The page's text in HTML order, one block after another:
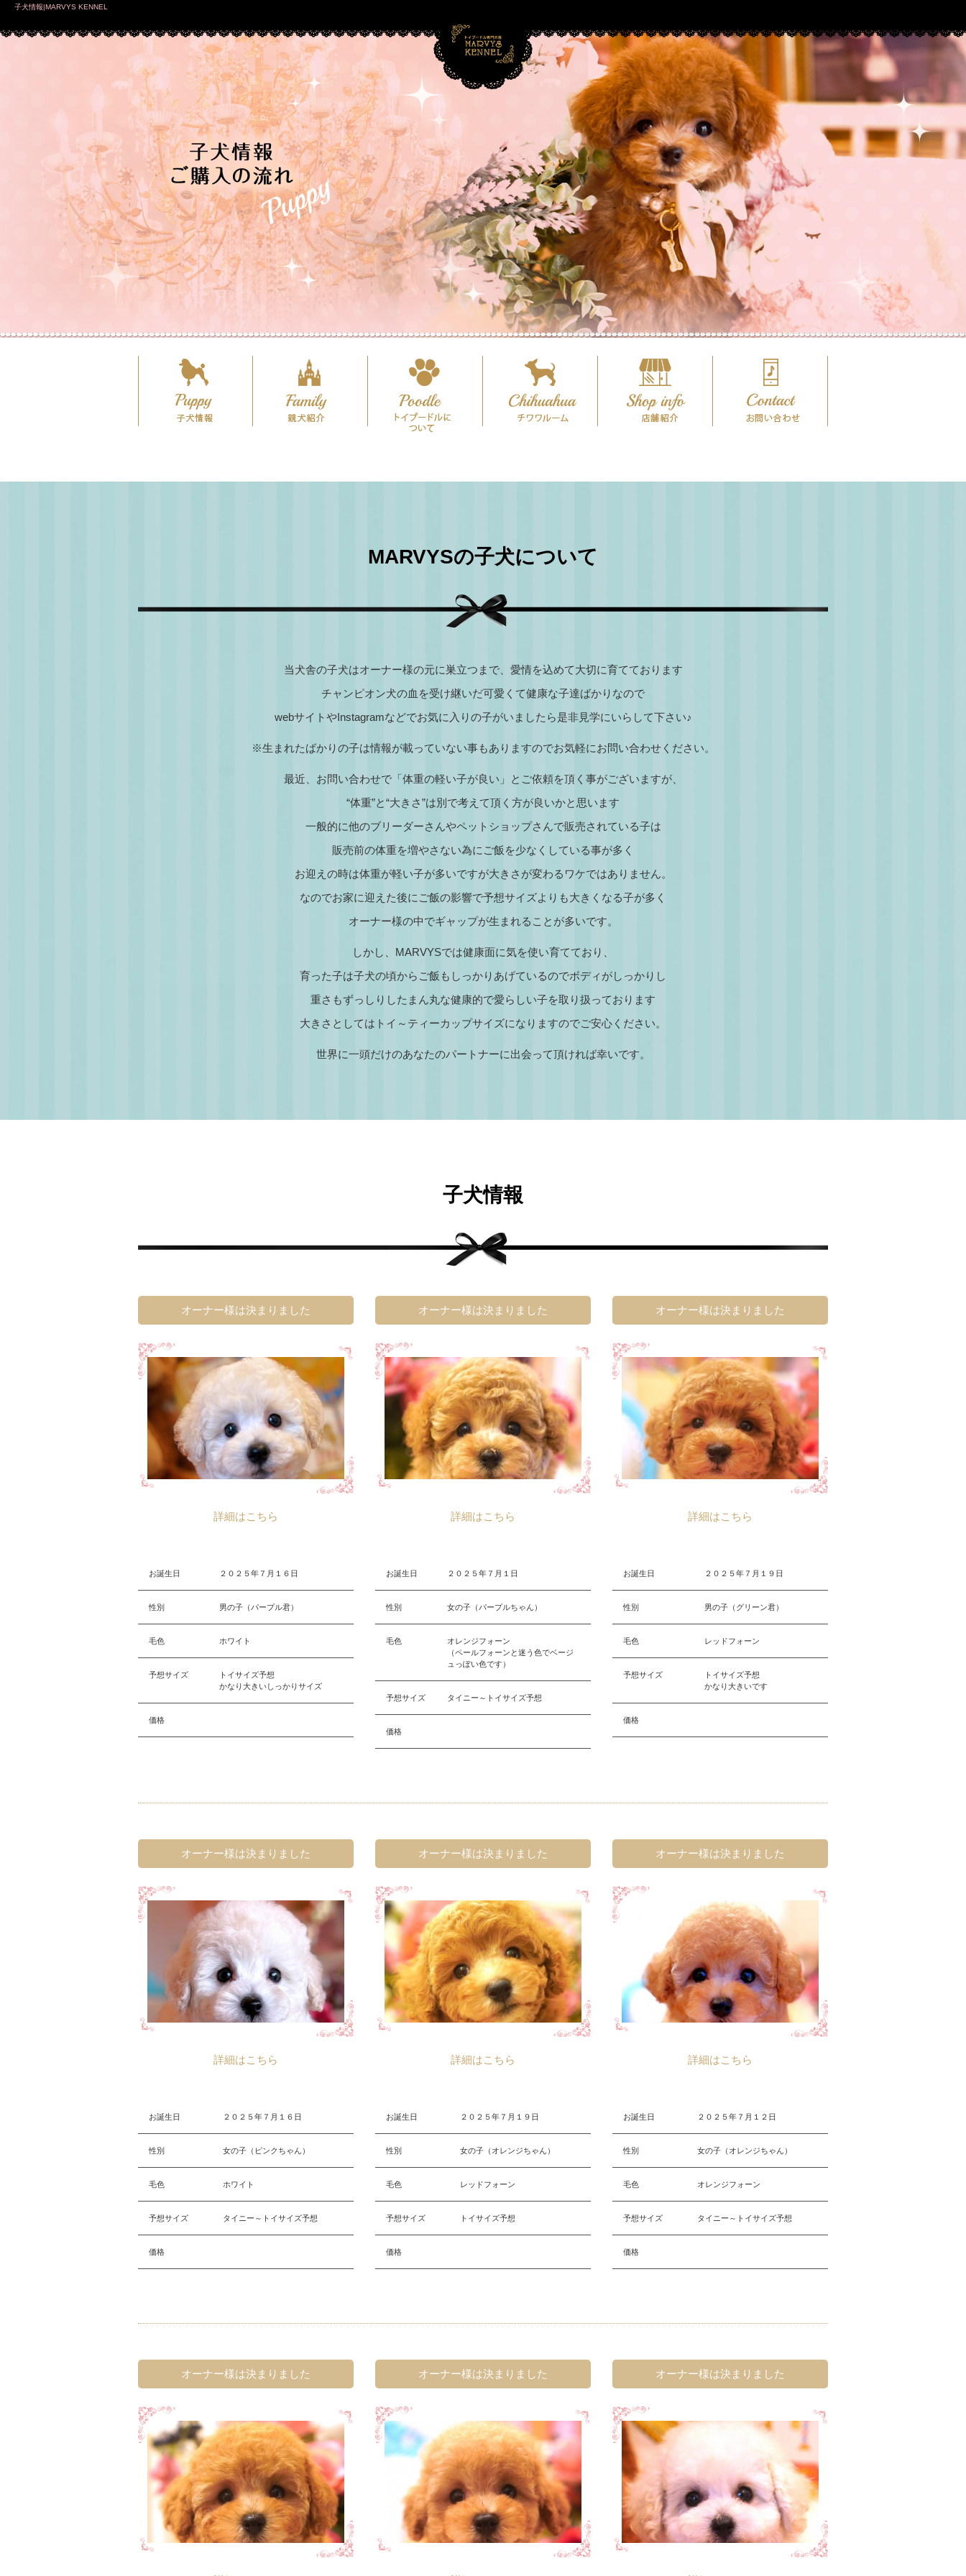
子犬情報|MARVYS KENNEL
MARVYSの子犬について
当犬舎の子犬はオーナー様の元に巣立つまで、愛情を込めて大切に育てております
チャンピオン犬の血を受け継いだ可愛くて健康な子達ばかりなので
webサイトやInstagramなどでお気に入りの子がいましたら是非見学にいらして下さい♪
※生まれたばかりの子は情報が載っていない事もありますのでお気軽にお問い合わせください。
最近、お問い合わせで「体重の軽い子が良い」とご依頼を頂く事がございますが、
“体重”と“大きさ”は別で考えて頂く方が良いかと思います
一般的に他のブリーダーさんやペットショップさんで販売されている子は
販売前の体重を増やさない為にご飯を少なくしている事が多く
お迎えの時は体重が軽い子が多いですが大きさが変わるワケではありません。
なのでお家に迎えた後にご飯の影響で予想サイズよりも大きくなる子が多く
オーナー様の中でギャップが生まれることが多いです。
しかし、MARVYSでは健康面に気を使い育てており、
育った子は子犬の頃からご飯もしっかりあげているのでボディがしっかりし
重さもずっしりしたまん丸な健康的で愛らしい子を取り扱っております
大きさとしてはトイ～ティーカップサイズになりますのでご安心ください。
世界に一頭だけのあなたのパートナーに出会って頂ければ幸いです。
子犬情報
オーナー様は決まりました
詳細はこちら
お誕生日 ２０２５年７月１６日
性別 男の子（パープル君）
毛色 ホワイト
予想サイズ
トイサイズ予想
かなり大きいしっかりサイズ
価格
オーナー様は決まりました
詳細はこちら
お誕生日 ２０２５年７月１日
性別 女の子（パープルちゃん）
毛色
オレンジフォーン
（ペールフォーンと迷う色でベージ
ュっぽい色です）
予想サイズ タイニー～トイサイズ予想
価格
オーナー様は決まりました
詳細はこちら
お誕生日 ２０２５年７月１９日
性別 男の子（グリーン君）
毛色 レッドフォーン
予想サイズ
トイサイズ予想
かなり大きいです
価格
オーナー様は決まりました
詳細はこちら
お誕生日 ２０２５年７月１６日
性別 女の子（ピンクちゃん）
毛色 ホワイト
予想サイズ タイニー～トイサイズ予想
価格
オーナー様は決まりました
詳細はこちら
お誕生日 ２０２５年７月１９日
性別 女の子（オレンジちゃん）
毛色 レッドフォーン
予想サイズ トイサイズ予想
価格
オーナー様は決まりました
詳細はこちら
お誕生日 ２０２５年７月１２日
性別 女の子（オレンジちゃん）
毛色 オレンジフォーン
予想サイズ タイニー～トイサイズ予想
価格
オーナー様は決まりました オーナー様は決まりました オーナー様は決まりました